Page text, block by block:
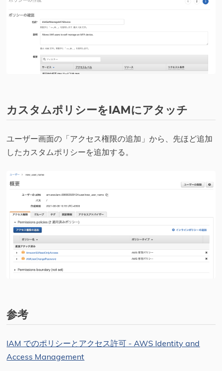
カスタムポリシーをIAMにアタッチ
ユーザー画面の「アクセス権限の追加」から、先ほど追加
したカスタムポリシーを追加する。
参考
IAM でのポリシーとアクセス許可 - AWS Identity and
Access Management